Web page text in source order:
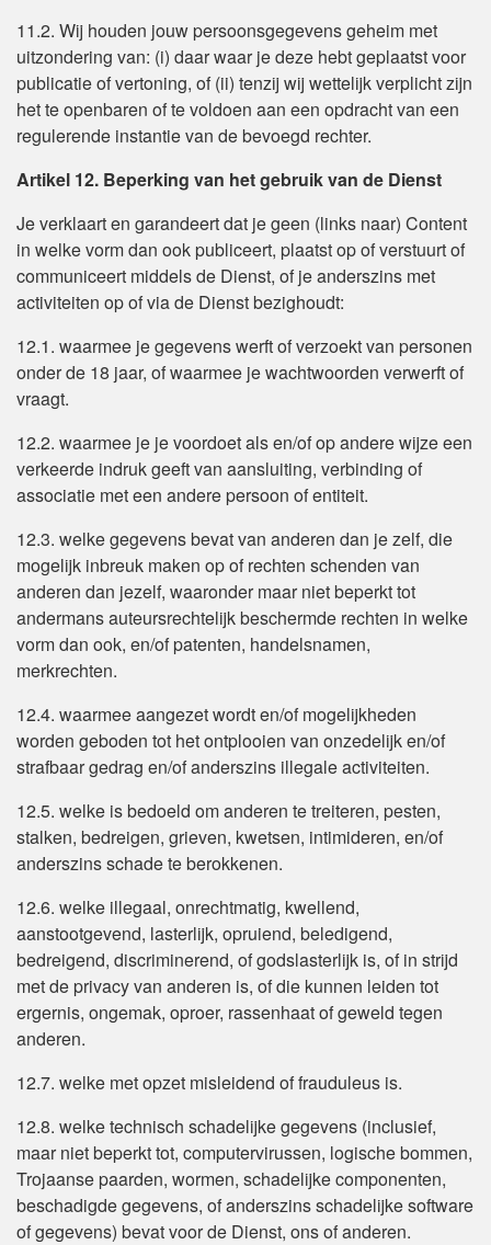
11.2. Wij houden jouw persoonsgegevens geheim met
uitzondering van: (i) daar waar je deze hebt geplaatst voor
publicatie of vertoning, of (ii) tenzij wij wettelijk verplicht zijn
het te openbaren of te voldoen aan een opdracht van een
regulerende instantie van de bevoegd rechter.
Artikel 12. Beperking van het gebruik van de Dienst
Je verklaart en garandeert dat je geen (links naar) Content
in welke vorm dan ook publiceert, plaatst op of verstuurt of
communiceert middels de Dienst, of je anderszins met
activiteiten op of via de Dienst bezighoudt:
12.1. waarmee je gegevens werft of verzoekt van personen
onder de 18 jaar, of waarmee je wachtwoorden verwerft of
vraagt.
12.2. waarmee je je voordoet als en/of op andere wijze een
verkeerde indruk geeft van aansluiting, verbinding of
associatie met een andere persoon of entiteit.
12.3. welke gegevens bevat van anderen dan je zelf, die
mogelijk inbreuk maken op of rechten schenden van
anderen dan jezelf, waaronder maar niet beperkt tot
andermans auteursrechtelijk beschermde rechten in welke
vorm dan ook, en/of patenten, handelsnamen,
merkrechten.
12.4. waarmee aangezet wordt en/of mogelijkheden
worden geboden tot het ontplooien van onzedelijk en/of
strafbaar gedrag en/of anderszins illegale activiteiten.
12.5. welke is bedoeld om anderen te treiteren, pesten,
stalken, bedreigen, grieven, kwetsen, intimideren, en/of
anderszins schade te berokkenen.
12.6. welke illegaal, onrechtmatig, kwellend,
aanstootgevend, lasterlijk, opruiend, beledigend,
bedreigend, discriminerend, of godslasterlijk is, of in strijd
met de privacy van anderen is, of die kunnen leiden tot
ergernis, ongemak, oproer, rassenhaat of geweld tegen
anderen.
12.7. welke met opzet misleidend of frauduleus is.
12.8. welke technisch schadelijke gegevens (inclusief,
maar niet beperkt tot, computervirussen, logische bommen,
Trojaanse paarden, wormen, schadelijke componenten,
beschadigde gegevens, of anderszins schadelijke software
of gegevens) bevat voor de Dienst, ons of anderen.